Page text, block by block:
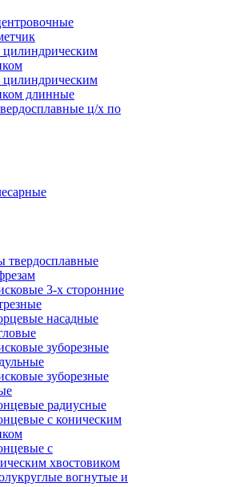
цилиндрическим
цилиндрическим
длинные
ц/х по
твердосплавные
3-х сторонние
насадные
зуборезные
зуборезные
радиусные
с коническим
с
хвостовиком
вогнутые и